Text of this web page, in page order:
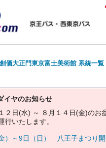
創価大正門東京富士美術館 系統一覧
イヤのお知らせ
１ ２ 日(水) ～ ８ 月 １ ４ 日(金)のお
行いた し ます。
）～9日（日） 八王子まつり